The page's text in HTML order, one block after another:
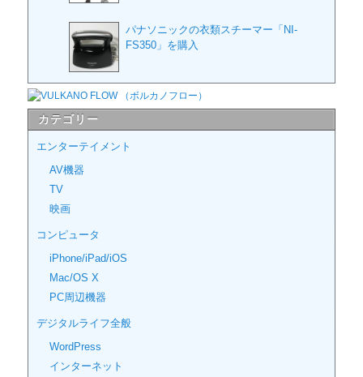
パナソニックの衣類スチーマー「NI-
FS350」を購入
カテゴリー
エンターテイメント
AV機器
TV
映画
コンピュータ
iPhone/iPad/iOS
Mac/OS X
PC周辺機器
デジタルライフ全般
WordPress
インターネット